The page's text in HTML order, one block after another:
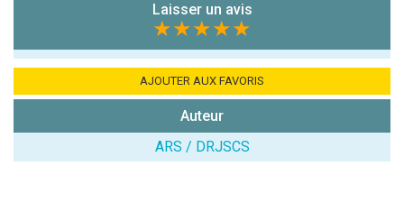
Avis sur
:
Laisser un avis
★★★★★
AJOUTER AUX FAVORIS
Auteur
ARS / DRJSCS